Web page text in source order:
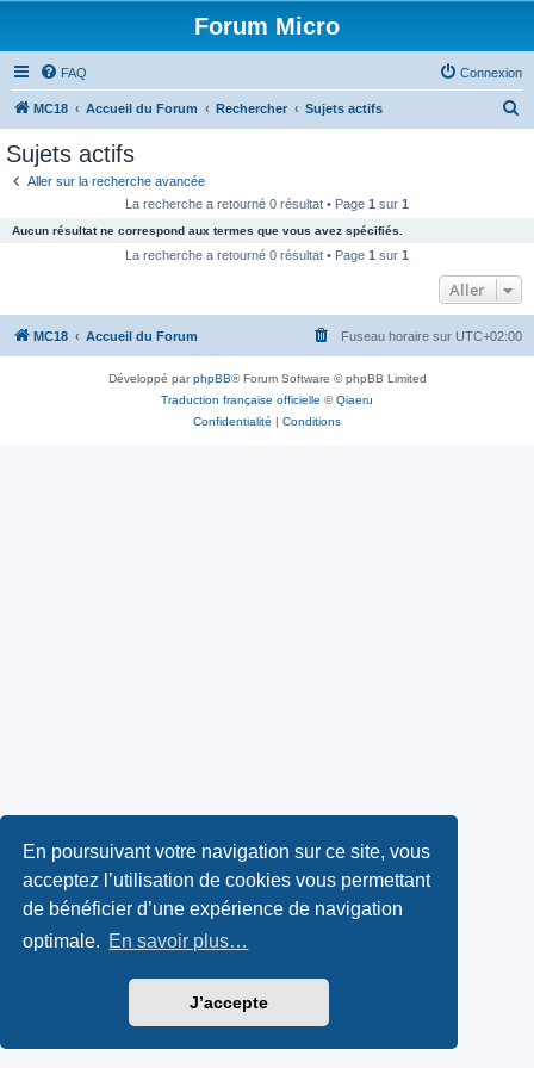
En poursuivant votre navigation sur ce site, vous
acceptez l’utilisation de cookies vous permettant
de bénéficier d’une expérience de navigation
optimale. En savoir plus…
J’accepte
Forum Micro
FAQ Connexion
MC18 Accueil du Forum Rechercher Sujets actifs
c
e
Sujets actifs
Aller sur la recherche avancée
La recherche a retourné 0 résultat • Page 1 sur 1
Aucun résultat ne correspond aux termes que vous avez spécifiés.
La recherche a retourné 0 résultat • Page 1 sur 1
Aller
MC18 Accueil du Forum Fuseau horaire sur UTC+02:00
Développé parphpBB® Forum Software © phpBB Limited
Traduction française officielle ©Qiaeru
Confidentialité | Conditions